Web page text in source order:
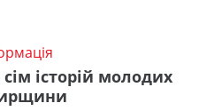
історій молодих